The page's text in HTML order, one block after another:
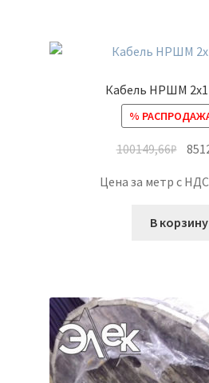
Кабель НРШМ
%
100149,66₽
Цена за метр с НДС
В корзину